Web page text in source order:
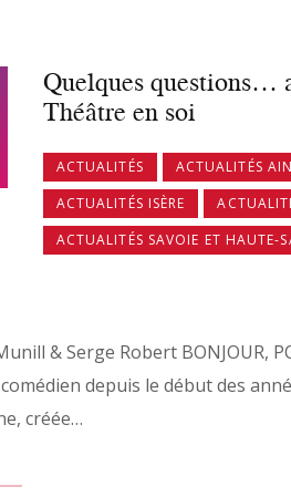
Quelques questions…
Théâtre en soi
ACTUALITÉS ACTUALITÉS AIN
ACTUALITÉS ISÈRE
ACTUALITÉS SAVOIE ET HAUTE-
& Serge Robert BONJOUR,
depuis le début des
créée…